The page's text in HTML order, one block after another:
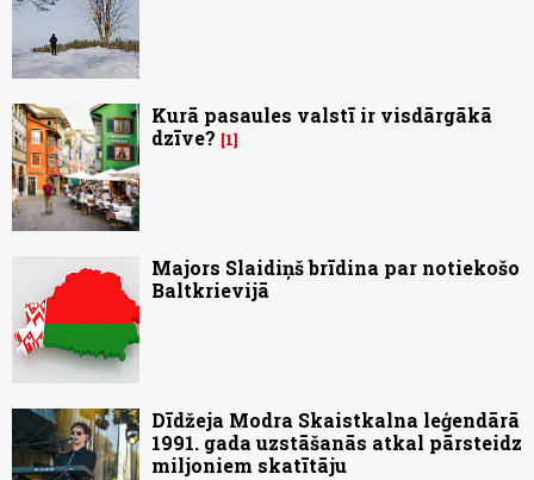
Kurā pasaules valstī ir visdārgākā
dzīve?
1
Majors Slaidiņš brīdina par notiekošo
Baltkrievijā
Dīdžeja Modra Skaistkalna leģendārā
1991. gada uzstāšanās atkal pārsteidz
miljoniem skatītāju